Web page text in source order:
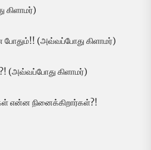
கிளாமர்)
(அவ்வப்போது கிளாமர்)
(அவ்வப்போது கிளாமர்)
என்ன நினைக்கிறார்கள்?!